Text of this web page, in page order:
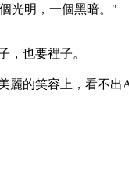
光明，一個黑暗。"
，也要裡子。
麗的笑容上，看不出